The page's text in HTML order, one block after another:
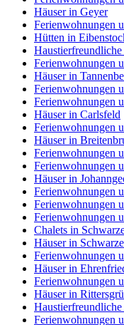
Häuser in Geyer
Ferienwohnungen
Hütten in
Ferienwohnungen
Häuser in
Ferienwohnungen
Ferienwohnungen
Häuser in Carlsfeld
Ferienwohnungen
Häuser in
Ferienwohnungen
Ferienwohnungen
Häuser in
Ferienwohnungen
Ferienwohnungen
Ferienwohnungen
Chalets in
Häuser in
Ferienwohnungen
Häuser in
Ferienwohnungen
Häuser in
Ferienwohnungen